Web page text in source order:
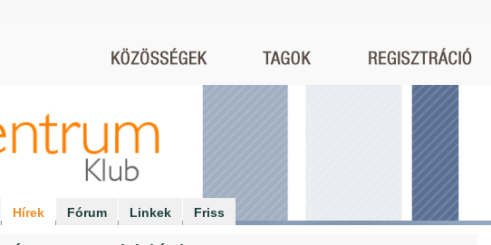
Hírek Fórum Linkek Friss